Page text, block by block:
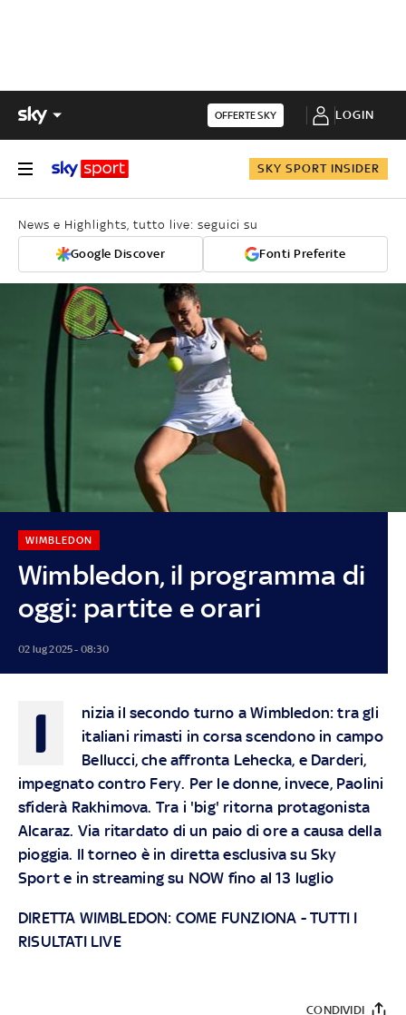
OFFERTE SKY LOGIN
SKY SPORT INSIDER
News e Highlights, tutto live: seguici su
Google Discover Fonti Preferite
Wimbledon, il programma di
oggi: partite e orari
WIMBLEDON
02 lug 2025 - 08:30
I
nizia il secondo turno a Wimbledon: tra gli
italiani rimasti in corsa scendono in campo
Bellucci, che affronta Lehecka, e Darderi,
impegnato contro Fery. Per le donne, invece, Paolini
sfiderà Rakhimova. Tra i 'big' ritorna protagonista
Alcaraz. Via ritardato di un paio di ore a causa della
pioggia. Il torneo è in diretta esclusiva suSky
Sport e in streaming su NOW fino al 13 luglio
DIRETTA WIMBLEDON: COME FUNZIONA -TUTTI I
RISULTATI LIVE
CONDIVIDI